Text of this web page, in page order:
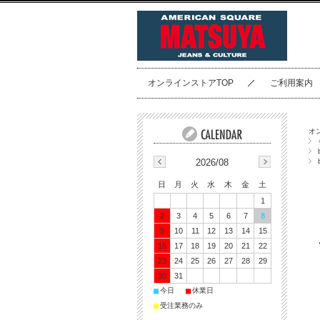
オンラインストアTOP ご利用案内
オ
2026/08
日 月 火 水 木 金
土
1
2
3 4 5 6 7
8
9
10 11 12 13 14
15
16
17 18 19 20 21
22
23
24 25 26 27 28
29
30
31
■今日 ■休業日
■受注業務のみ